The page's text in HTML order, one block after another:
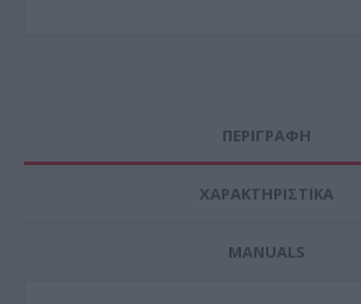
ΠΕΡΙΓΡΑΦΗ
ΧΑΡΑΚΤΗΡΙΣΤΙΚΑ
MANUALS